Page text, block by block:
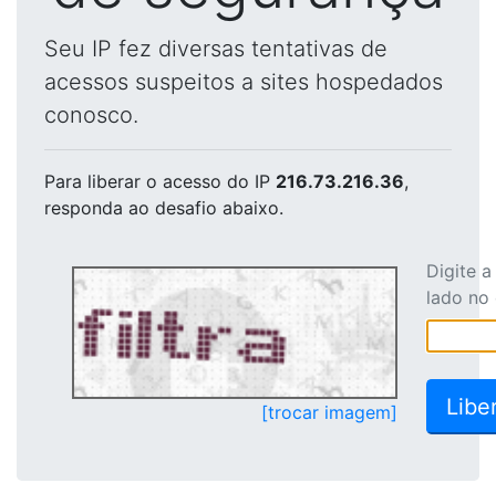
Seu IP fez diversas tentativas de
acessos suspeitos a sites hospedados
conosco.
Para liberar o acesso do IP 216.73.216.36,
responda ao desafio abaixo.
[trocar imagem]
Digite
lado no